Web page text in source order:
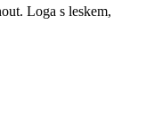
Loga s leskem,